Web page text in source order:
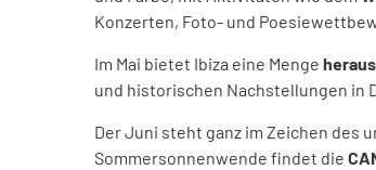
Konzerten, Foto- und
Im Mai bietet Ibiza eine Menge
und historischen Nachstellungen in
Der Juni steht ganz im Zeichen des
Sommersonnenwende findet die